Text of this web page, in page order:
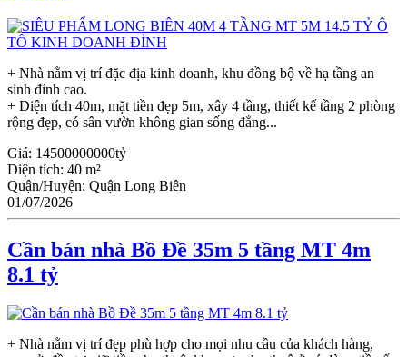
+ Nhà nằm vị trí đặc địa kinh doanh, khu đồng bộ về hạ tầng an
sinh đỉnh cao.
+ Diện tích 40m, mặt tiền đẹp 5m, xây 4 tầng, thiết kế tầng 2 phòng
rộng đẹp, có sân vườn không gian sống đẳng...
Giá: 14500000000tỷ
Diện tích: 40 m²
Quận/Huyện: Quận Long Biên
01/07/2026
Cần bán nhà Bồ Đề 35m 5 tầng MT 4m
8.1 tỷ
+ Nhà nằm vị trí đẹp phù hợp cho mọi nhu cầu của khách hàng,